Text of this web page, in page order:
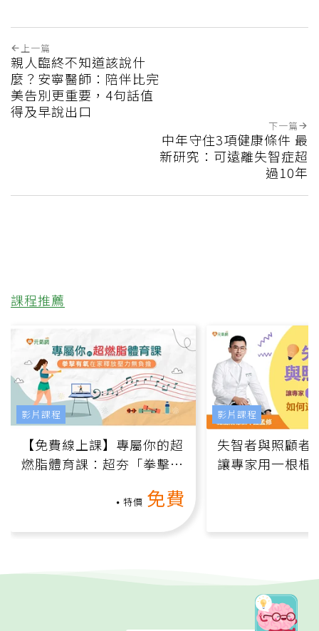
上一篇
親人臨終不知道該說什
麼？安寧醫師：陪伴比完
美告別更重要，4句話值
得及早說出口
下一篇
中年守住3項健康條件 最
新研究：可遠離失智症超
過10年
課程推薦
【免費線上課】專屬你的超
燃脂體育課：超夯「拳擊有
特價 免費
影片課程
失智者與照顧者
讓專家用一根棍
影片課程